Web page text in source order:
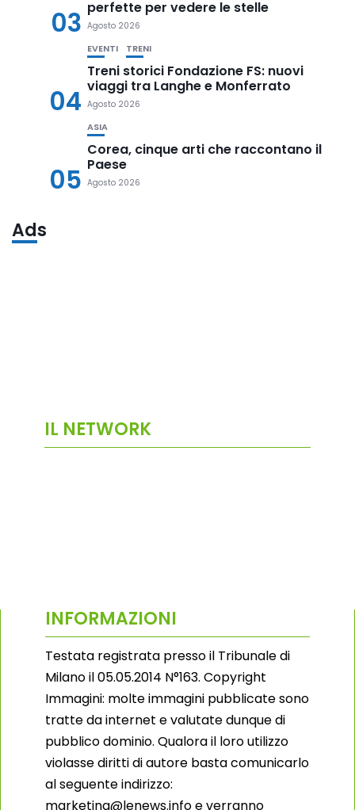
03 perfette per vedere le stelle
Agosto 2026
04
EVENTI TRENI
Treni storici Fondazione FS: nuovi
viaggi tra Langhe e Monferrato
Agosto 2026
05
ASIA
Corea, cinque arti che raccontano il
Paese
Agosto 2026
Ads
IL NETWORK
INFORMAZIONI
Testata registrata presso il Tribunale di
Milano il 05.05.2014 N°163. Copyright
Immagini: molte immagini pubblicate sono
tratte da internet e valutate dunque di
pubblico dominio. Qualora il loro utilizzo
violasse diritti di autore basta comunicarlo
al seguente indirizzo:
marketing@lenews.info e verranno